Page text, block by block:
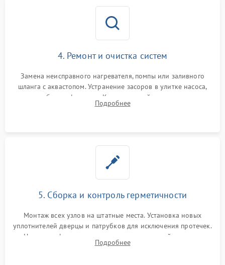
4. Ремонт и очистка систем
Замена неисправного нагревателя, помпы или заливного
шланга с аквастопом. Устранение засоров в улитке насоса,
патрубках и фильтрах. Компонентный ремонт платы
управления, восстановление поврежденной проводки.
Подробнее
5. Сборка и контроль герметичности
Монтаж всех узлов на штатные места. Установка новых
уплотнителей дверцы и патрубков для исключения протечек.
Надежная фиксация хомутов гидравлической системы,
сборка корпуса и установка датчика поплавка.
Подробнее